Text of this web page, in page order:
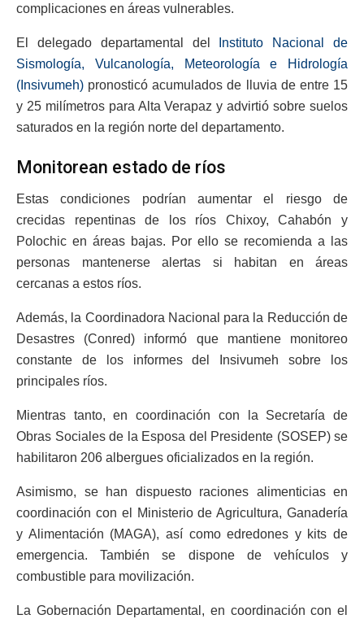
complicaciones en áreas vulnerables.
El delegado departamental del
Instituto Nacional de
Sismología, Vulcanología, Meteorología e Hidrología
(Insivumeh) pronosticó acumulados de lluvia de entre 15
y 25 milímetros para Alta Verapaz y advirtió sobre suelos
saturados en la región norte del departamento.
Monitorean estado de ríos
Estas condiciones podrían aumentar el riesgo de
crecidas repentinas de los ríos Chixoy, Cahabón y
Polochic en áreas bajas. Por ello se recomienda a las
personas mantenerse alertas si habitan en áreas
cercanas a estos ríos.
Además, la Coordinadora Nacional para la Reducción de
Desastres (Conred) informó que mantiene monitoreo
constante de los informes del Insivumeh sobre los
principales ríos.
Mientras tanto, en coordinación con la Secretaría de
Obras Sociales de la Esposa del Presidente (SOSEP) se
habilitaron 206 albergues oficializados en la región.
Asimismo, se han dispuesto raciones alimenticias en
coordinación con el Ministerio de Agricultura, Ganadería
y Alimentación (MAGA), así como edredones y kits de
emergencia. También se dispone de vehículos y
combustible para movilización.
La Gobernación Departamental, en coordinación con el